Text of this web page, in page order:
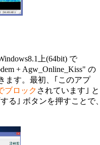
上(64bit) で
+ Agw_Online_Kiss" の
ます。最初、｢このアプ
ブロック されています｣ と
る｣ ボタンを押すことで、